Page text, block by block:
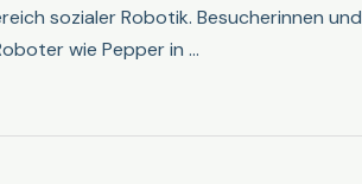
sozialer Robotik. Besucherinnen und
wie Pepper in …